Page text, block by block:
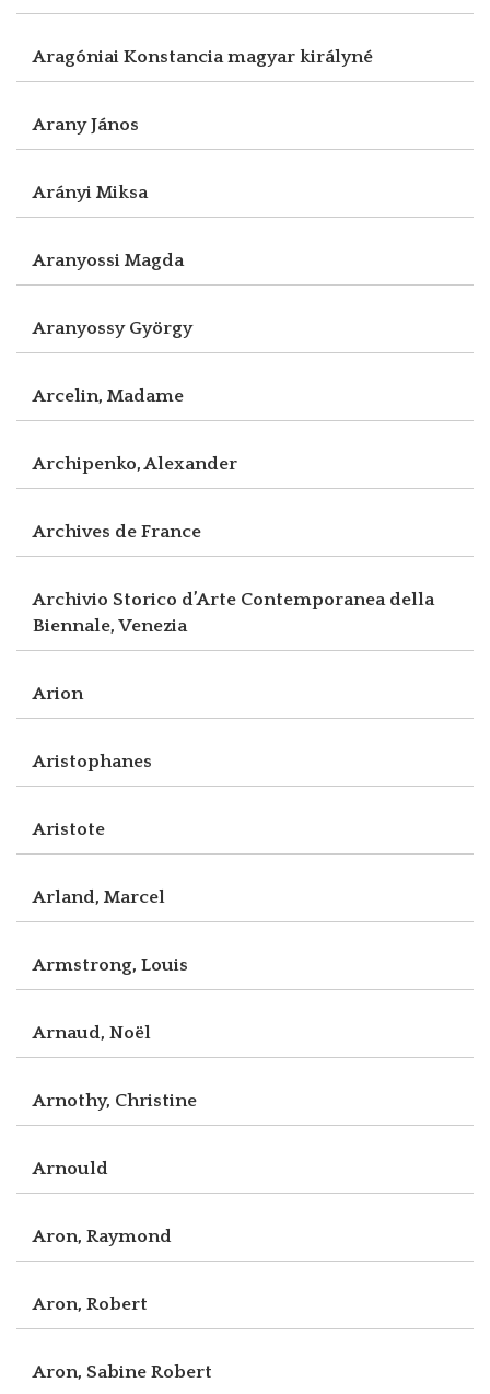
Aragóniai Konstancia magyar királyné
Arany János
Arányi Miksa
Aranyossi Magda
Aranyossy György
Arcelin, Madame
Archipenko, Alexander
Archives de France
Archivio Storico d’Arte Contemporanea della
Biennale, Venezia
Arion
Aristophanes
Aristote
Arland, Marcel
Armstrong, Louis
Arnaud, Noël
Arnothy, Christine
Arnould
Aron, Raymond
Aron, Robert
Aron, Sabine Robert